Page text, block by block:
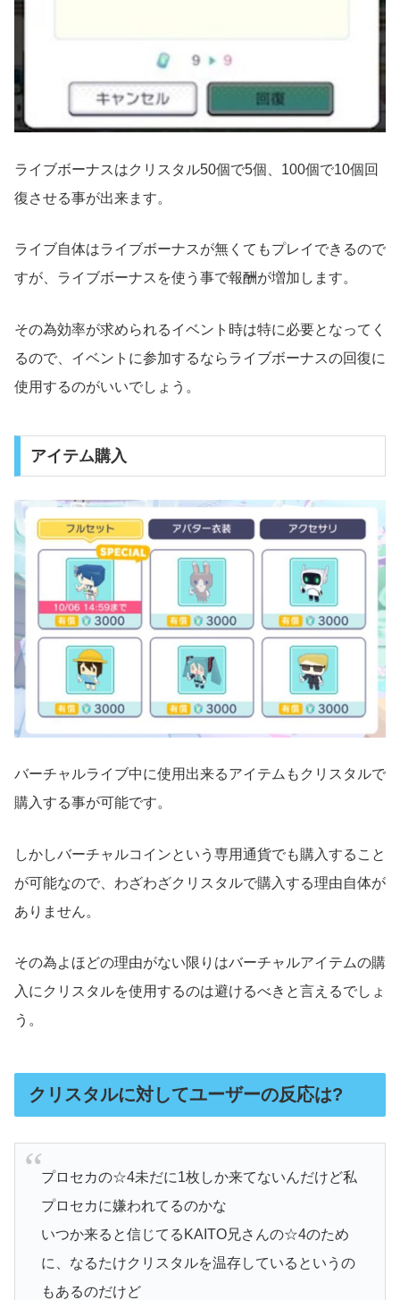
ライブボーナスはクリスタル50個で5個、100個で10個回
復させる事が出来ます。
ライブ自体はライブボーナスが無くてもプレイできるので
すが、ライブボーナスを使う事で報酬が増加します。
その為効率が求められるイベント時は特に必要となってく
るので、イベントに参加するならライブボーナスの回復に
使用するのがいいでしょう。
アイテム購入
バーチャルライブ中に使用出来るアイテムもクリスタルで
購入する事が可能です。
しかしバーチャルコインという専用通貨でも購入すること
が可能なので、わざわざクリスタルで購入する理由自体が
ありません。
その為よほどの理由がない限りはバーチャルアイテムの購
入にクリスタルを使用するのは避けるべきと言えるでしょ
う。
クリスタルに対してユーザーの反応は?
プロセカの☆4未だに1枚しか来てないんだけど私
プロセカに嫌われてるのかな
いつか来ると信じてるKAITO兄さんの☆4のため
に、なるたけクリスタルを温存しているというの
もあるのだけど